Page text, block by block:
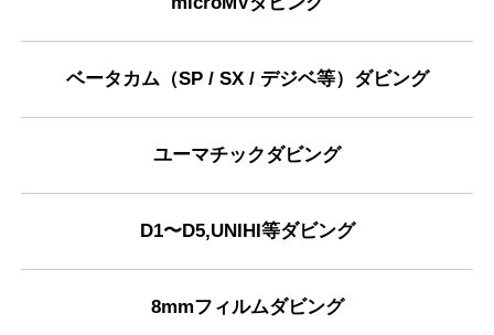
ベータカム（SP / SX / デジベ等）ダビング
ユーマチックダビング
D1〜D5,UNIHI等ダビング
8mmフィルムダビング